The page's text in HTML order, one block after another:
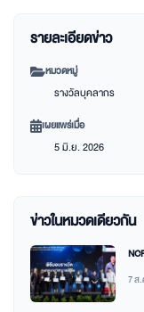
รายละเอียดข่าว
หมวดหมู่
รางวัลบุคลากร
เผยแพร่เมื่อ
5 มิ.ย. 2026
ข่าวในหมวดเดียวกัน
7 ส